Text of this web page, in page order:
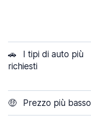
🚗
I tipi di auto più
richiesti
🤑 Prezzo più basso